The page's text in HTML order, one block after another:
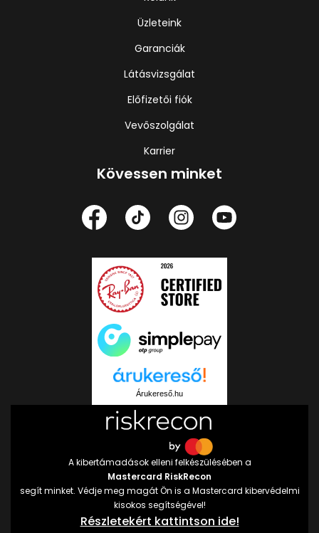
Üzleteink
Garanciák
Látásvizsgálat
Előfizetői fiók
Vevőszolgálat
Karrier
Kövessen minket
Árukereső.hu
A kibertámadások elleni felkészülésében a
Mastercard RiskRecon
segít minket. Védje meg magát Ön is a Mastercard kibervédelmi
kisokos segítségével!
Részletekért kattintson ide!